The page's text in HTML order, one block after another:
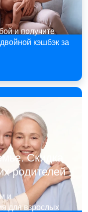
и получите
кэшбэк за
Скидка
родителей
и
для взрослых